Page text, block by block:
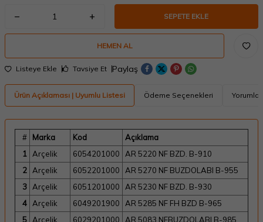
SEPETE EKLE
HEMEN AL
Listeye Ekle Tavsiye Et Paylaş
Ürün Açıklaması | Uyumlu Listesi Ödeme Seçenekleri Yorumlar
# Marka Kod
Açıklama
1 Arçelik 6054201000
AR 5220 NF BZD. B-910
2 Arçelik 6052201000
AR 5270 NF BUZDOLABI B-955
3 Arçelik 6051201000
AR 5230 NF BZD. B-930
4 Arçelik 6049201900
AR 5285 NF FH BZD B-965
5 Arçelik 6029201000
AR 5083 NFBUZDOLABI B-985